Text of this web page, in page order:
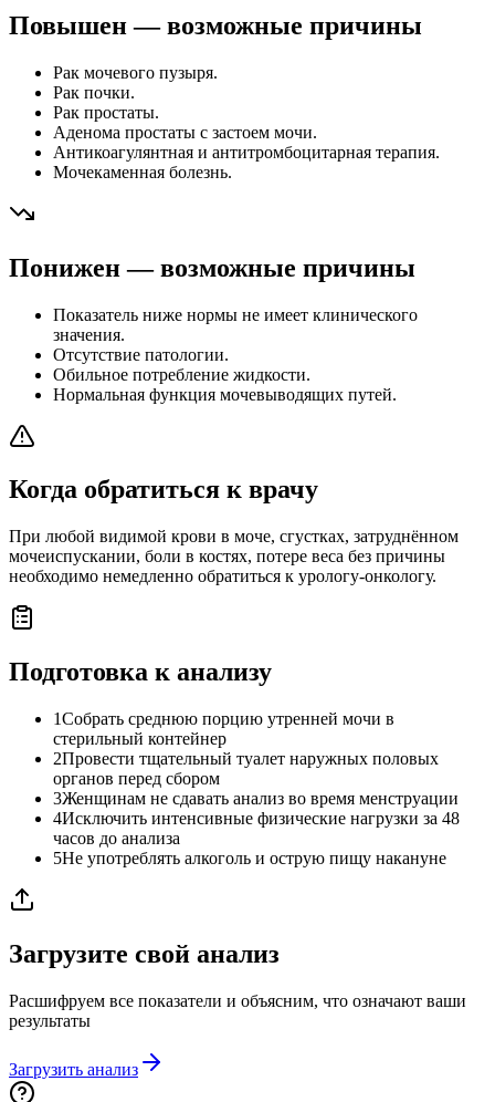
Повышен — возможные причины
Рак мочевого пузыря.
Рак почки.
Рак простаты.
Аденома простаты с застоем мочи.
Антикоагулянтная и антитромбоцитарная терапия.
Мочекаменная болезнь.
Понижен — возможные причины
Показатель ниже нормы не имеет клинического
значения.
Отсутствие патологии.
Обильное потребление жидкости.
Нормальная функция мочевыводящих путей.
Когда обратиться к врачу
При любой видимой крови в моче, сгустках, затруднённом
мочеиспускании, боли в костях, потере веса без причины
необходимо немедленно обратиться к урологу-онкологу.
Подготовка к анализу
1Собрать среднюю порцию утренней мочи в
стерильный контейнер
2Провести тщательный туалет наружных половых
органов перед сбором
3Женщинам не сдавать анализ во время менструации
4Исключить интенсивные физические нагрузки за 48
часов до анализа
5Не употреблять алкоголь и острую пищу накануне
Загрузите свой анализ
Расшифруем все показатели и объясним, что означают ваши
результаты
Загрузить анализ